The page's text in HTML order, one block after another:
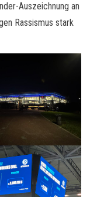
Auszeichnung an
Rassismus stark